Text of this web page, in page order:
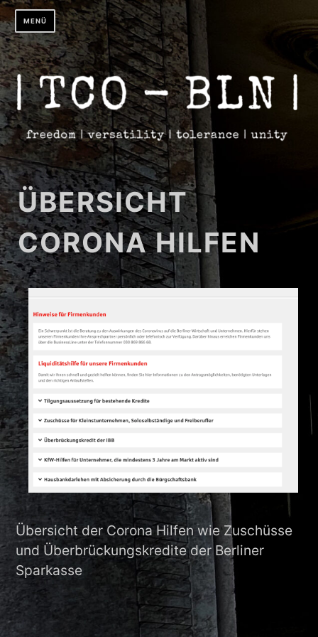
Zum
Inhalt
springen
MENÜ
ÜBERSICHT
CORONA HILFEN
Übersicht der Corona Hilfen wie Zuschüsse
und Überbrückungskredite der Berliner
Sparkasse